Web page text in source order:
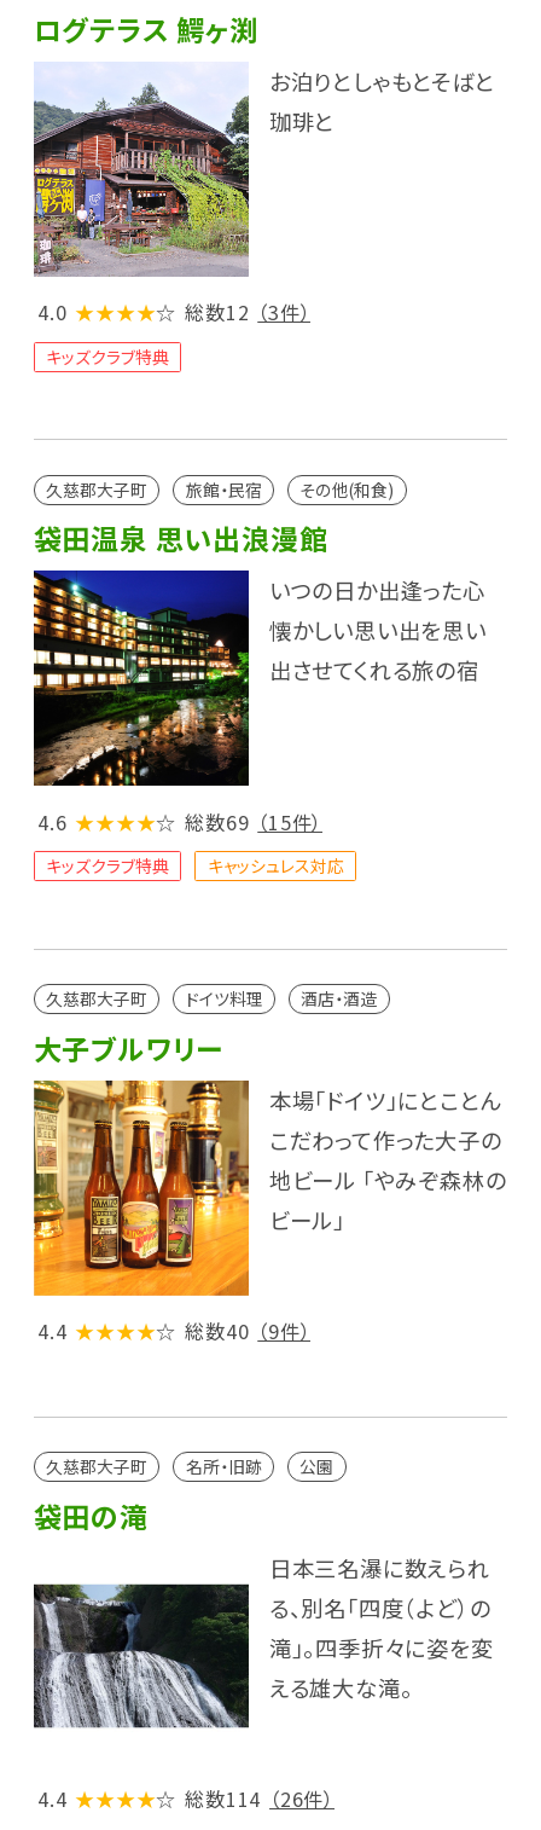
ログテラス 鰐ヶ渕
お泊りとしゃもとそばと
珈琲と
4.0 ★★★★☆ 総数12 （3件）
キッズクラブ特典
久慈郡大子町 旅館・民宿 その他(和食)
袋田温泉 思い出浪漫館
いつの日か出逢った心
懐かしい思い出を思い
出させてくれる旅の宿
4.6 ★★★★☆ 総数69 （15件）
キッズクラブ特典 キャッシュレス対応
久慈郡大子町 ドイツ料理 酒店・酒造
大子ブルワリー
本場「ドイツ」にとことん
こだわって作った大子の
地ビール 「やみぞ森林の
ビール」
4.4 ★★★★☆ 総数40 （9件）
久慈郡大子町 名所・旧跡 公園
袋田の滝
日本三名瀑に数えられ
る、別名「四度（よど）の
滝｣。四季折々に姿を変
える雄大な滝。
4.4 ★★★★☆ 総数114 （26件）